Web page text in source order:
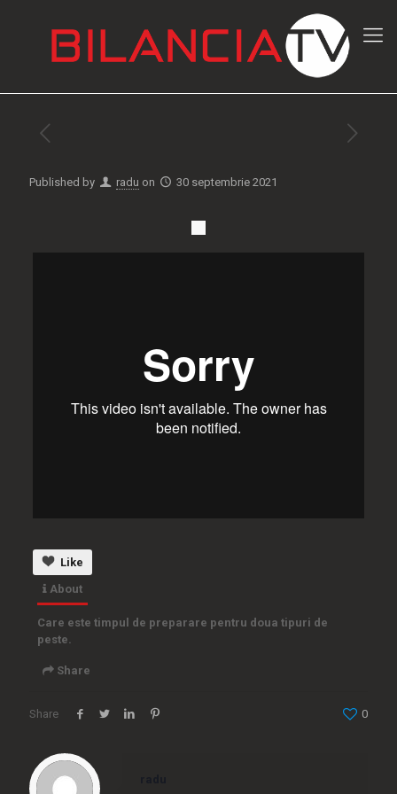
Published by radu on 30 septembrie 2021
Like
About
Care este timpul de preparare pentru doua tipuri de
peste.
Share
Embed
Share 0